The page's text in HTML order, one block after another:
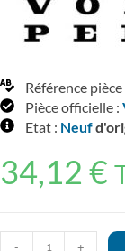
Référence pièce
Pièce officielle :
Etat : Neuf
34,12 €
- +